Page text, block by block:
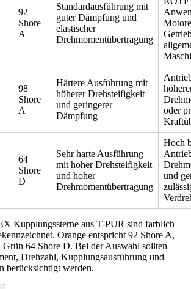
92
Shore
A
Standardausführung mit
guter Dämpfung und
elastischer
Drehmomentübertragung
98
Shore
A
Härtere Ausführung mit
höherer Drehsteifigkeit
und geringerer
Dämpfung
oder
64
Shore
D
Sehr harte Ausführung
mit hoher Drehsteifigkeit
und hoher
Drehmomentübertragung
Hoch
und
Kupplungssterne aus T-PUR sind farblich
Orange entspricht 92 Shore A,
64 Shore D. Bei der Auswahl sollten
Drehzahl, Kupplungsausführung und
berücksichtigt werden.